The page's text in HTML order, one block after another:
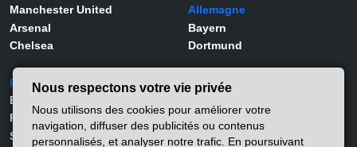
Manchester United
Arsenal
Chelsea
Allemagne
Bayern
Dortmund
Portugal
Benfica
Porto
Sporting
Joueurs
Lamine Yamal
Rodrygo
Nous respectons votre vie privée
Nous utilisons des cookies pour améliorer votre
navigation, diffuser des publicités ou contenus
personnalisés, et analyser notre trafic. En poursuivant